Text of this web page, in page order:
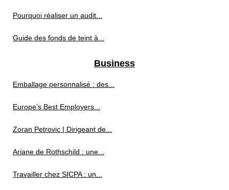
Pourquoi réaliser un audit...
Guide des fonds de teint à...
Business
Emballage personnalisé : des...
Europe’s Best Employers...
Zoran Petrovic | Dirigeant de...
Ariane de Rothschild : une...
Travailler chez SICPA : un...